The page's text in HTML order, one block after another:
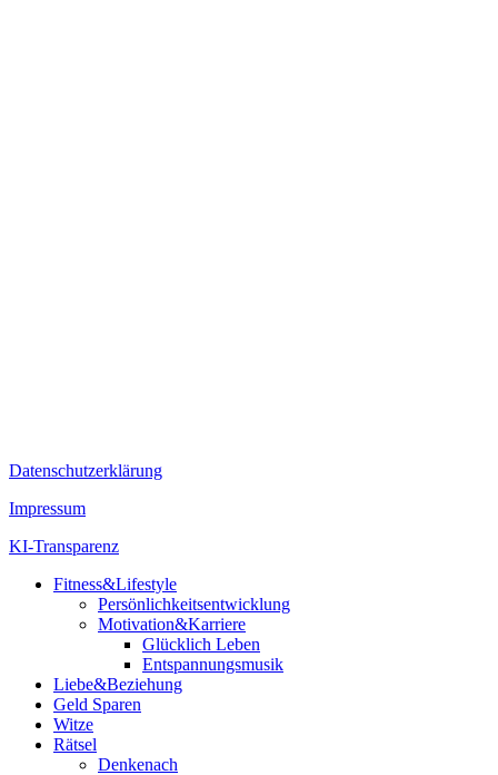
Datenschutzerklärung
Impressum
KI-Transparenz
Fitness&Lifestyle
Persönlichkeitsentwicklung
Motivation&Karriere
Glücklich Leben
Entspannungsmusik
Liebe&Beziehung
Geld Sparen
Witze
Rätsel
Denkenach